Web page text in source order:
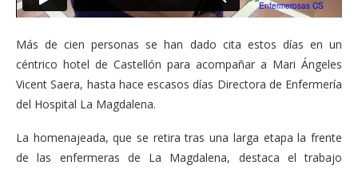
Más de cien personas se han dado cita estos días en un
céntrico hotel de Castellón para acompañar a Mari Ángeles
Vicent Saera, hasta hace escasos días Directora de Enfermería
del Hospital La Magdalena.
La homenajeada, que se retira tras una larga etapa la frente
de las enfermeras de La Magdalena, destaca el trabajo